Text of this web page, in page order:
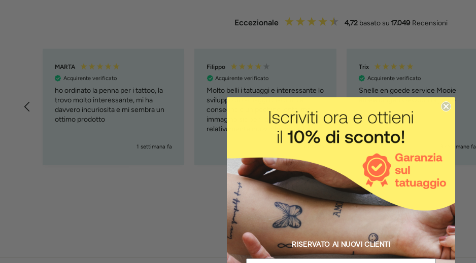
Eccezionale 4,72 basato su 17.049 Recensioni
MARTA
Acquirente verificato
ho ordinato la penna per i tattoo, la
trovo molto interessante, mi ha
davvero incuriosita e mi sembra un
ottimo prodotto
1 settimana fa
Filippo
Acquirente verificato
Molto belli i tatuaggi e interessante lo
sviluppo di tatuaggi custom. La
consegna è un pochino lenta, ma
immagino sia per i due prodotti
relativamente nuovi che ho ordinato
Trix
Acquirente verificato
Snelle en goede service Mooie
afbeeldingen Gewoon blij mee
3 settimane fa
RISERVATO AI NUOVI CLIENTI